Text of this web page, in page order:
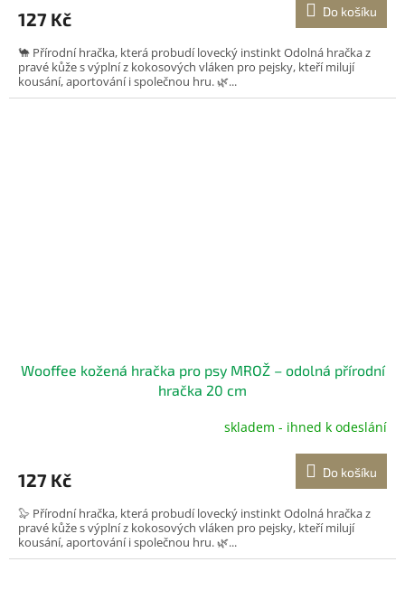
127 Kč Do košíku
🐪 Přírodní hračka, která probudí lovecký instinkt Odolná hračka z
pravé kůže s výplní z kokosových vláken pro pejsky, kteří milují
kousání, aportování i společnou hru. 🌿...
Wooffee kožená hračka pro psy MROŽ – odolná přírodní
hračka 20 cm
skladem - ihned k odeslání
127 Kč Do košíku
🦭 Přírodní hračka, která probudí lovecký instinkt Odolná hračka z
pravé kůže s výplní z kokosových vláken pro pejsky, kteří milují
kousání, aportování i společnou hru. 🌿...